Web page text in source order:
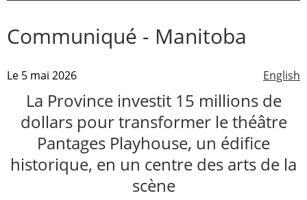
Communiqué - Manitoba
English
Le 5 mai 2026
La Province investit 15 millions de
dollars pour transformer le théâtre
Pantages Playhouse, un édifice
historique, en un centre des arts de la
scène